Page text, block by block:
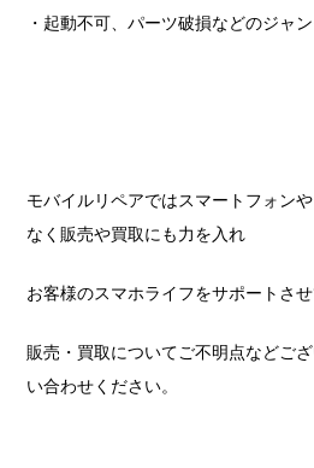
・起動不可、パーツ破損などのジャ
モバイルリペアではスマートフォン
なく販売や買取にも力を入れ
お客様のスマホライフをサポートさ
販売・買取についてご不明点などご
い合わせください。